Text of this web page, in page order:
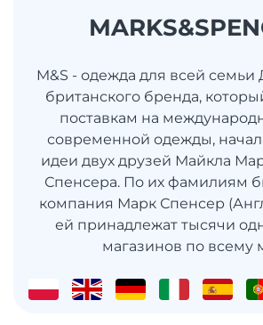
M&S - одежда для всей семьи
британского бренда,
поставкам на
современной одежды,
идеи двух друзей Майкла
Спенсера. По их фамилиям
компания Марк Спенсер
ей принадлежат тысячи
магазинов по всему